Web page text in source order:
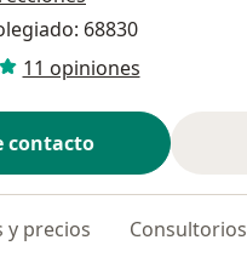
68830
11 opiniones
contacto
y precios Consultorios